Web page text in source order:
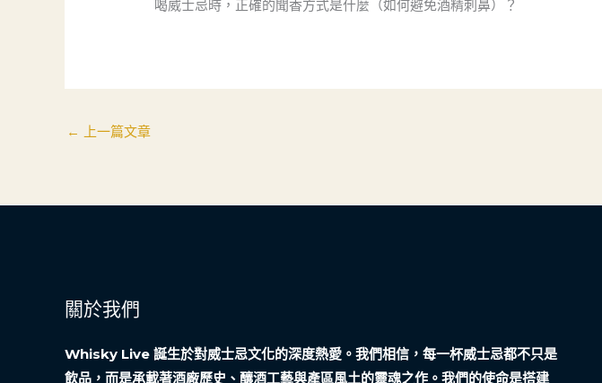
喝威士忌時，正確的聞香方式是什麼（如何避免酒精刺鼻）？
← 上一篇文章
關於我們
Whisky Live 誕生於對威士忌文化的深度熱愛。我們相信，每一杯威士忌都不只是
飲品，而是承載著酒廠歷史、釀酒工藝與產區風土的靈魂之作。我們的使命是搭建